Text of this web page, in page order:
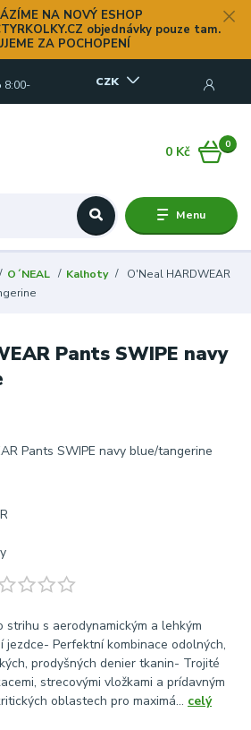
NA NOVÝ ESHOP
objednávky pouze tam.
ZA POCHOPENÍ
Menu
CZK
8:00-
0
0 Kč
O´NEAL Kalhoty
O'Neal HARDWEAR
Pants SWIPE navy
s aerodynamickým a lehkým
jezdce- Perfektní kombinace odolných,
prodyšných denier tkanin- Trojité
strecovými vložkami a prídavným
oblastech pro maximá... celý